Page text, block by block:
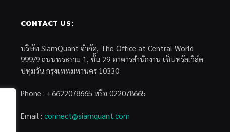
CONTACT US:
บริษัท SiamQuant จำกัด, The Office at Central World
999/9 ถนนพระราม 1, ชั้น 29 อาคารสำนักงาน เซ็นทรัลเวิล์ด
ปทุมวัน กรุงเทพมหานคร 10330
Phone : +6622078665 หรือ 022078665
Email : connect@siamquant.com